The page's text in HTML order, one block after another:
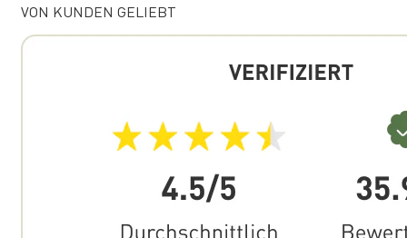
VON KUNDEN GELIEBT